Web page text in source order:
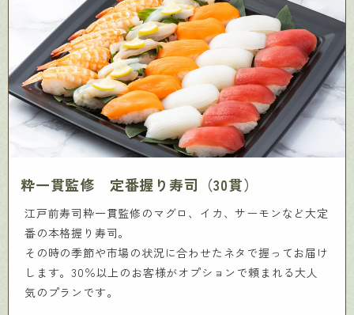
粋一貫監修 定番握り寿司（30貫）
江戸前寿司粋一貫監修のマグロ、イカ、サーモンなど大定
番の本格握り寿司。
その時の季節や市場の状況に合わせたネタで握ってお届け
します。30％以上のお客様がオプションで頼まれる大人
気のプランです。